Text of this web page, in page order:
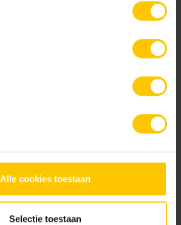
Alle cookies toestaan
Selectie toestaan
Keramiekbrochure 2026